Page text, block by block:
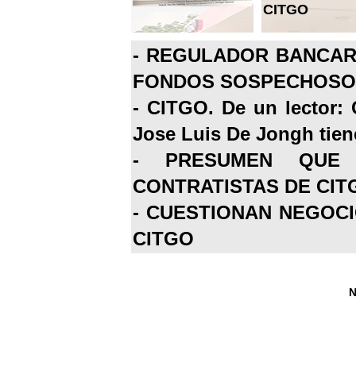
CITGO
- REGULADOR
FONDOS
- CITGO. De un lector:
Jose Luis De Jongh
- PRESUMEN
CONTRATISTAS DE
- CUESTIONAN
CITGO